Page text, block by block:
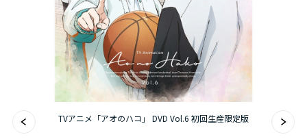
ハイキュー!!ジャージ＆ユニフォーム
『無職転生Ⅲ ～異世界行ったら本気だす～』
『ふつつかな悪女ではございますが ～雛宮蝶鼠と
TVアニメ「アオのハコ」 DVD Vol.6 初回生産限定版